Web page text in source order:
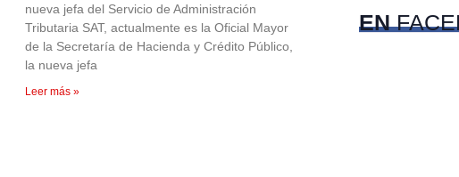
nueva jefa del Servicio de Administración
Tributaria SAT, actualmente es la Oficial Mayor
de la Secretaría de Hacienda y Crédito Público,
la nueva jefa
Leer más »
EN